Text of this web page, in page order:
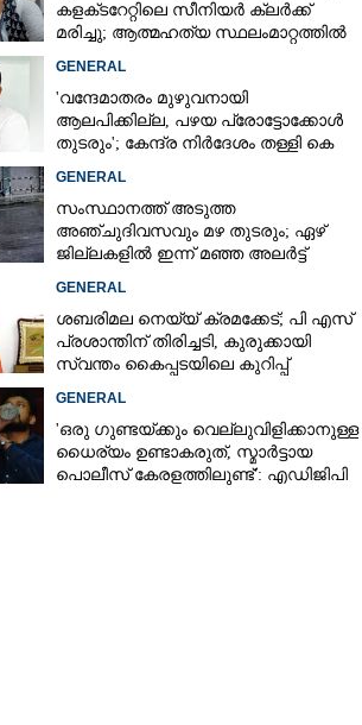
കളക്‌ടറേറ്റിലെ സീനിയർ ക്ലർക്ക്
മരിച്ചു; ആത്മഹത്യ സ്ഥലംമാറ്റത്തിൽ
GENERAL
'വന്ദേമാതരം മുഴുവനായി
ആലപിക്കില്ല, പഴയ പ്രോട്ടോക്കോൾ
തുടരും'; കേന്ദ്ര നിർദേശം തള്ളി കെ
GENERAL
സംസ്ഥാനത്ത് അടുത്ത
അ‌ഞ്ചുദിവസവും മഴ തുടരും; ഏഴ്
ജില്ലകളിൽ ഇന്ന് മഞ്ഞ അലർട്ട്
GENERAL
ശബരിമല നെയ്യ് ക്രമക്കേട്; പി എസ്
പ്രശാന്തിന് തിരിച്ചടി, കുരുക്കായി
സ്വന്തം കൈപ്പടയിലെ കുറിപ്പ്
GENERAL
'ഒരു ഗുണ്ടയ്ക്കും വെല്ലുവിളിക്കാനുള്ള
ധൈര്യം ഉണ്ടാകരുത്, സ്മാർട്ടായ
പൊലീസ് കേരളത്തിലുണ്ട്': എഡിജിപി